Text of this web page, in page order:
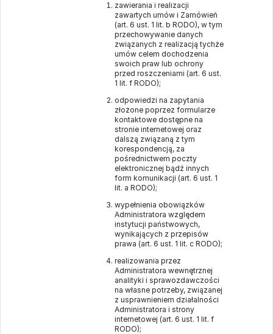
zawierania i realizacji
zawartych umów i Zamówień
(art. 6 ust. 1 lit. b RODO), w tym
przechowywanie danych
związanych z realizacją tychże
umów celem dochodzenia
swoich praw lub ochrony
przed roszczeniami (art. 6 ust.
1 lit. f RODO);
odpowiedzi na zapytania
złożone poprzez formularze
kontaktowe dostępne na
stronie internetowej oraz
dalszą związaną z tym
korespondencją, za
pośrednictwem poczty
elektronicznej bądź innych
form komunikacji (art. 6 ust. 1
lit. a RODO);
wypełnienia obowiązków
Administratora względem
instytucji państwowych,
wynikających z przepisów
prawa (art. 6 ust. 1 lit. c RODO);
realizowania przez
Administratora wewnętrznej
analityki i sprawozdawczości
na własne potrzeby, związanej
z usprawnieniem działalności
Administratora i strony
internetowej (art. 6 ust. 1 lit. f
RODO);